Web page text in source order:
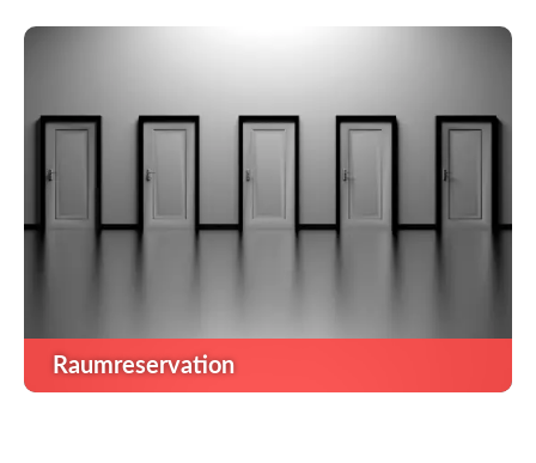
Raumreservation